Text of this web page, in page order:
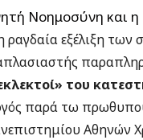
Νοημοσύνη και
ραγδαία εξέλιξη των
του
παρά τω
Αθηνών